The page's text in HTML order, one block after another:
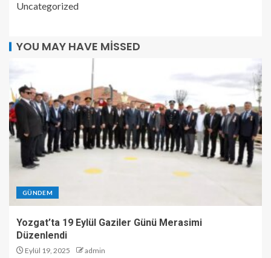
Uncategorized
YOU MAY HAVE MISSED
GÜNDEM
Yozgat’ta 19 Eylül Gaziler Günü Merasimi
Düzenlendi
Eylül 19, 2025 admin